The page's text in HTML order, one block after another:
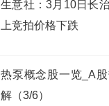
生意社：3月10日长
上竞拍价格下跌
热泵概念股一览_A
解（3/6）